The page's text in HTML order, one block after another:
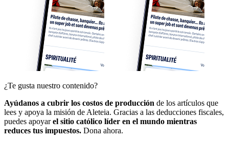
¿Te gusta nuestro contenido?
Ayúdanos a cubrir los costos de producción de los artículos que
lees y apoya la misión de Aleteia. Gracias a las deducciones fiscales,
puedes apoyarel sitio católico líder en el mundo mientras
reduces tus impuestos. Dona ahora.